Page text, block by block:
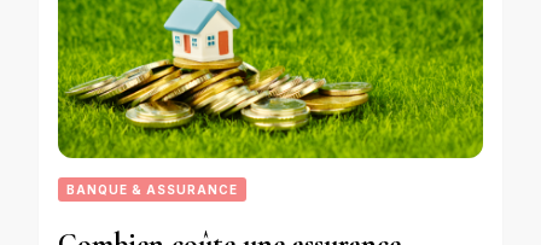
BANQUE & ASSURANCE